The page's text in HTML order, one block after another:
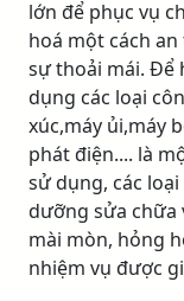
lớn để phục vụ
hoá một cách
sự thoải mái. Để
dụng các loại
xúc,máy ủi,máy
phát điện.... là
sử dụng, các
dưỡng sửa chữa
mài mòn, hỏng
nhiệm vụ được